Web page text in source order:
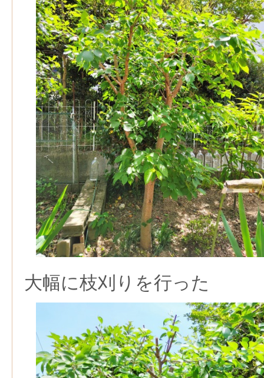
大幅に枝刈りを行った